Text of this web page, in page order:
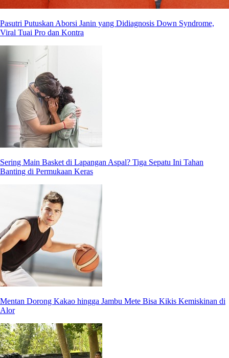
Pasutri Putuskan Aborsi Janin yang Didiagnosis Down Syndrome,
Viral Tuai Pro dan Kontra
Sering Main Basket di Lapangan Aspal? Tiga Sepatu Ini Tahan
Banting di Permukaan Keras
Mentan Dorong Kakao hingga Jambu Mete Bisa Kikis Kemiskinan di
Alor